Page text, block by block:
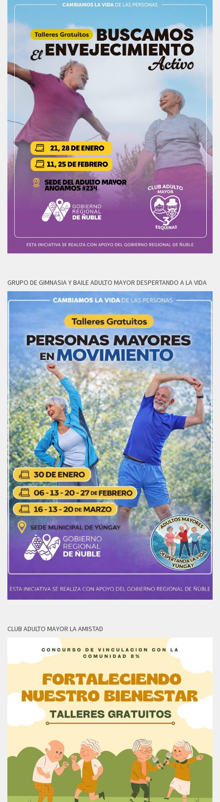
GRUPO DE GIMNASIA Y BAILE ADULTO MAYOR DESPERTANDO A LA VIDA
CLUB ADULTO MAYOR LA AMISTAD